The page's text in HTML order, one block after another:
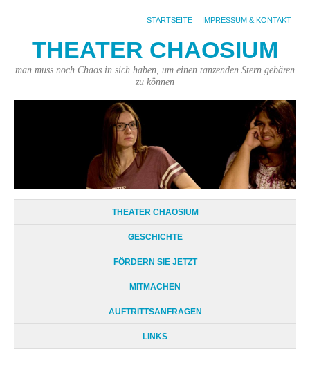
STARTSEITE IMPRESSUM & KONTAKT
THEATER CHAOSIUM
man muss noch Chaos in sich haben, um einen tanzenden Stern gebären
zu können
THEATER CHAOSIUM
GESCHICHTE
FÖRDERN SIE JETZT
MITMACHEN
AUFTRITTSANFRAGEN
LINKS